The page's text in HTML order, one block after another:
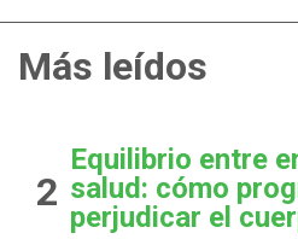
Más leídos
2
Equilibrio entre
salud: cómo
perjudicar el